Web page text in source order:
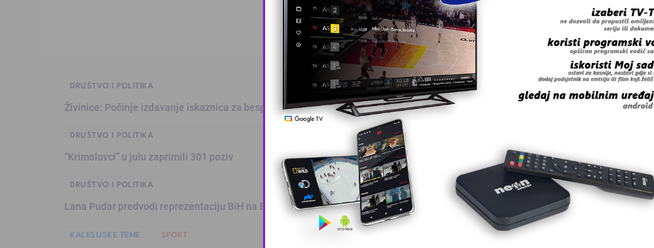
DRUŠTVO I POLITIKA
Živinice: Počinje izdavanje iskaznica za besplatan prevoz
DRUŠTVO I POLITIKA
“Krimolovci” u julu zaprimili 301 poziv
DRUŠTVO I POLITIKA
Lana Pudar predvodi reprezentaciju BiH na Evropskom prvenstvu u Parizu
KALESIJSKE TEME SPORT